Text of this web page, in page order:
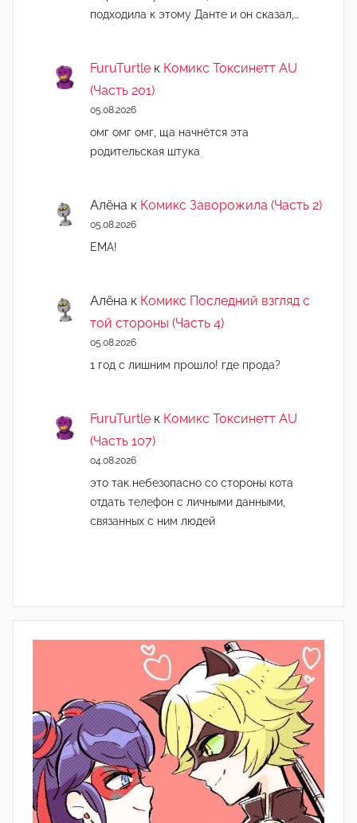
подходила к этому Данте и он сказал,…
FuruTurtle к Комикс Токсинетт AU
(Часть 201)
05.08.2026
омг омг омг, ща начнëтся эта
родительская штука
Алёна к Комикс Заворожила (Часть 2)
05.08.2026
ЕМА!
Алёна к Комикс Последний взгляд с
той стороны (Часть 4)
05.08.2026
1 год с лишним прошло! где прода?
FuruTurtle к Комикс Токсинетт AU
(Часть 107)
04.08.2026
это так небезопасно со стороны кота
отдать телефон с личными данными,
связанных с ним людей